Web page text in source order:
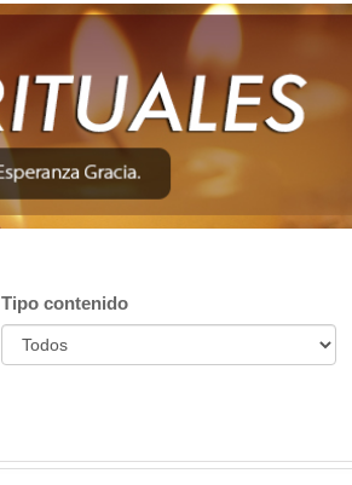
Tipo contenido